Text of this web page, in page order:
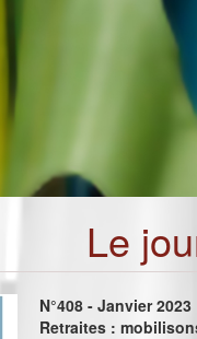
Le
N°408 - Janvier 2023
Retraites :